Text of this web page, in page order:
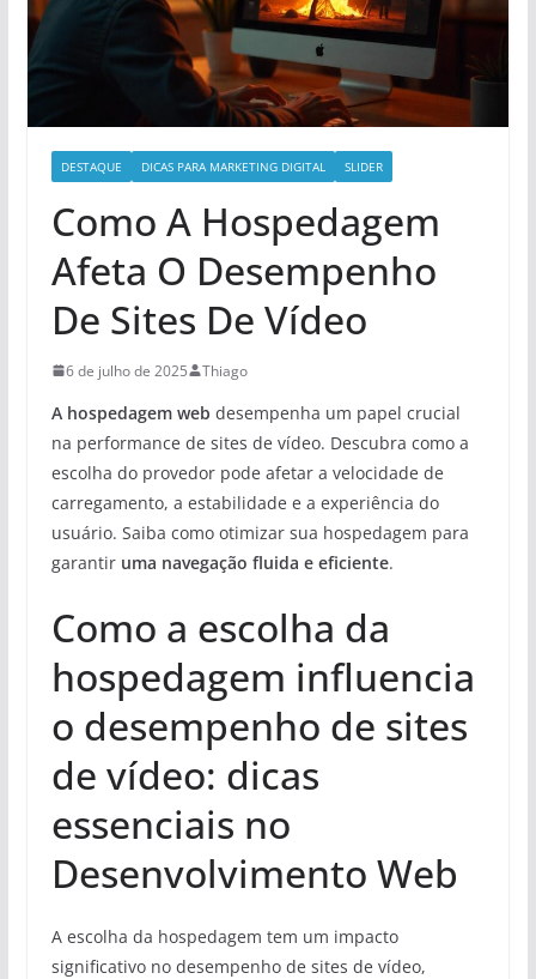
DESTAQUE DICAS PARA MARKETING DIGITAL SLIDER
Como A Hospedagem
Afeta O Desempenho
De Sites De Vídeo
6 de julho de 2025 Thiago
A hospedagem web desempenha um papel crucial
na performance de sites de vídeo. Descubra como a
escolha do provedor pode afetar a velocidade de
carregamento, a estabilidade e a experiência do
usuário. Saiba como otimizar sua hospedagem para
garantir uma navegação fluida e eficiente.
Como a escolha da
hospedagem influencia
o desempenho de sites
de vídeo: dicas
essenciais no
Desenvolvimento Web
A escolha da hospedagem tem um impacto
significativo no desempenho de sites de vídeo,